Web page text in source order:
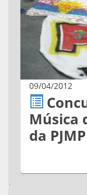
09/04/2012
Música
da PJMP